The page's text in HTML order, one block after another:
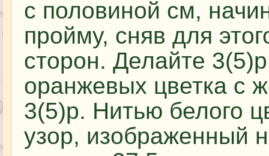
с половиной см,
пройму, сняв для
сторон. Делайте
оранжевых цветка с
3(5)р. Нитью белого
узор, изображенный